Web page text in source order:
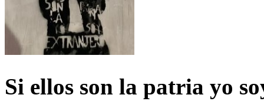
Si ellos son la patria yo